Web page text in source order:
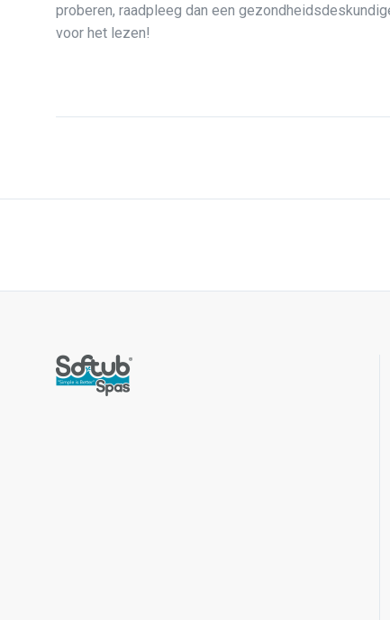
proberen, raadpleeg dan een
voor het lezen!